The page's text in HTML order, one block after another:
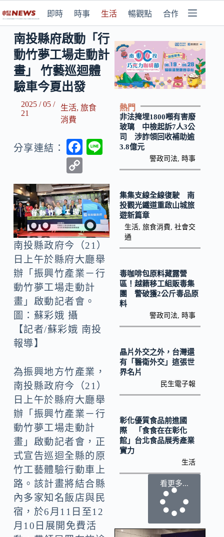
即時 時事 生活 暢觀點 合作媒體
南投縣府啟動「行
動竹夢工場走動計
畫」 竹藝巡迴體
驗車今夏出發
2025 / 05 /
21
生活, 旅食
消費
分享連結：
F
b
o
o
k
o
p
y
Li
n
k
南投縣政府今（21）
日上午於縣府大廳舉
辦「振興竹產業－行
動竹夢工場走動計
畫」啟動記者會。
圖：蘇彩娥 攝
【記者/蘇彩娥 南投
報導】
為振興地方竹產業，
南投縣政府今（21）
日上午於縣府大廳舉
辦「振興竹產業－行
動竹夢工場走動計
畫」啟動記者會，正
式宣告巡迴全縣的原
竹工藝體驗行動車上
路。該計畫將結合縣
內多家知名飯店與民
宿，於6月11日至12
月10日展開免費活
熱門
非法掩埋1800噸有害廢
玻璃 中檢起訴7人3公
司 涉詐領回收補助逾
3.8億元
警政司法 時事
集集支線全線復駛 南
投觀光鐵道重啟山城旅
遊新篇章
生活, 旅食消費 社會交
通
毒咖啡包原料藏露營
區！越籍移工組販毒集
團 警破獲2公斤毒品原
料
警政司法 時事
晶片外交之外，台灣還
有「醫衛外交」這張世
界名片
民生電子報
彰化優質食品前進國
際 「食食在在彰化
館」台北食品展秀產業
實力
生活
看更多...